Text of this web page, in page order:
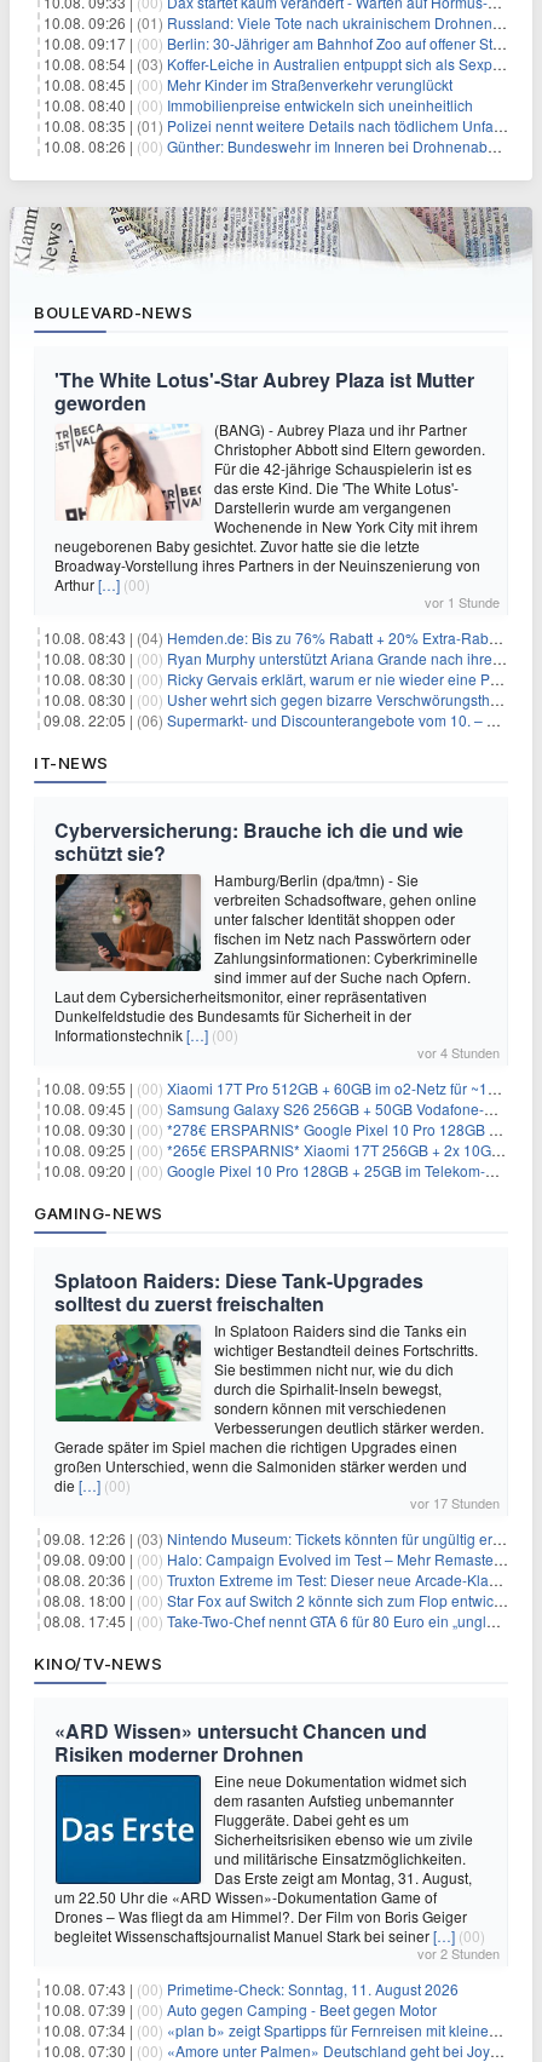
10.08. 09:26 | (01) Russland: Viele Tote nach ukrainischem Drohnenangriff
10.08. 09:17 | (00) Berlin: 30-Jähriger am Bahnhof Zoo auf offener Straße erschossen
10.08. 08:54 | (03) Koffer-Leiche in Australien entpuppt sich als Sexpuppe
10.08. 08:45 | (00) Mehr Kinder im Straßenverkehr verunglückt
10.08. 08:40 | (00) Immobilienpreise entwickeln sich uneinheitlich
10.08. 08:35 | (01) Polizei nennt weitere Details nach tödlichem Unfall auf B470
10.08. 08:26 | (00) Günther: Bundeswehr im Inneren bei Drohnenabwehr einsetzen
BOULEVARD-NEWS
'The White Lotus'-Star Aubrey Plaza ist Mutter
geworden
(BANG) - Aubrey Plaza und ihr Partner
Christopher Abbott sind Eltern geworden.
Für die 42-jährige Schauspielerin ist es
das erste Kind. Die 'The White Lotus'-
Darstellerin wurde am vergangenen
Wochenende in New York City mit ihrem
neugeborenen Baby gesichtet. Zuvor hatte sie die letzte
Broadway-Vorstellung ihres Partners in der Neuinszenierung von
Arthur[…] (00)
vor 1 Stunde
10.08. 08:43 | (04) Hemden.de: Bis zu 76% Rabatt + 20% Extra-Rabatt auf ALLE Hemden
10.08. 08:30 | (00) Ryan Murphy unterstützt Ariana Grande nach ihrem Ausstieg bei 'American Horror Story'
10.08. 08:30 | (00) Ricky Gervais erklärt, warum er nie wieder eine Preisverleihung moderieren will
10.08. 08:30 | (00) Usher wehrt sich gegen bizarre Verschwörungstheorie über angeblichen 'Klon'
09.08. 22:05 | (06) Supermarkt- und Discounterangebote vom 10. – 15.08.2026
IT-NEWS
Cyberversicherung: Brauche ich die und wie
schützt sie?
Hamburg/Berlin (dpa/tmn) - Sie
verbreiten Schadsoftware, gehen online
unter falscher Identität shoppen oder
fischen im Netz nach Passwörtern oder
Zahlungsinformationen: Cyberkriminelle
sind immer auf der Suche nach Opfern.
Laut dem Cybersicherheitsmonitor, einer repräsentativen
Dunkelfeldstudie des Bundesamts für Sicherheit in der
Informationstechnik[…] (00)
vor 4 Stunden
10.08. 09:55 | (00) Xiaomi 17T Pro 512GB + 60GB im o2-Netz für ~19,99€/Monat (effektiv -7,22€/Monat)
10.08. 09:45 | (00) Samsung Galaxy S26 256GB + 50GB Vodafone-Netz für 19,99€/Monat (effektiv 1,26€/Monat)
10.08. 09:30 | (00) *278€ ERSPARNIS* Google Pixel 10 Pro 128GB + 60GB im o2-Netz für ~19,99€/Monat
10.08. 09:25 | (00) *265€ ERSPARNIS* Xiaomi 17T 256GB + 2x 10GB im o2-Netz für ~9,98€/Monat
10.08. 09:20 | (00) Google Pixel 10 Pro 128GB + 25GB im Telekom-Netz für ~24,99€/Monat (effektiv -9,85€/Monat)
GAMING-NEWS
Splatoon Raiders: Diese Tank-Upgrades
solltest du zuerst freischalten
In Splatoon Raiders sind die Tanks ein
wichtiger Bestandteil deines Fortschritts.
Sie bestimmen nicht nur, wie du dich
durch die Spirhalit-Inseln bewegst,
sondern können mit verschiedenen
Verbesserungen deutlich stärker werden.
Gerade später im Spiel machen die richtigen Upgrades einen
großen Unterschied, wenn die Salmoniden stärker werden und
die […] (00)
vor 17 Stunden
09.08. 12:26 | (03) Nintendo Museum: Tickets könnten für ungültig erklärt werden!
09.08. 09:00 | (00) Halo: Campaign Evolved im Test – Mehr Remaster als Remake
08.08. 20:36 | (00) Truxton Extreme im Test: Dieser neue Arcade-Klassiker verzeiht dir gar nichts
08.08. 18:00 | (00) Star Fox auf Switch 2 könnte sich zum Flop entwickeln
08.08. 17:45 | (00) Take-Two-Chef nennt GTA 6 für 80 Euro ein „unglaubliches Schnäppchen“
KINO/TV-NEWS
«ARD Wissen» untersucht Chancen und
Risiken moderner Drohnen
Eine neue Dokumentation widmet sich
dem rasanten Aufstieg unbemannter
Fluggeräte. Dabei geht es um
Sicherheitsrisiken ebenso wie um zivile
und militärische Einsatzmöglichkeiten.
Das Erste zeigt am Montag, 31. August,
um 22.50 Uhr die «ARD Wissen»-Dokumentation Game of
Drones – Was fliegt da am Himmel?. Der Film von Boris Geiger
begleitet Wissenschaftsjournalist Manuel Stark bei seiner[…] (00)
vor 2 Stunden
10.08. 07:43 | (00) Primetime-Check: Sonntag, 11. August 2026
10.08. 07:39 | (00) Auto gegen Camping - Beet gegen Motor
10.08. 07:34 | (00) «plan b» zeigt Spartipps für Fernreisen mit kleinem Budget
10.08. 07:30 | (00) «Amore unter Palmen» Deutschland geht bei Joyn weiter